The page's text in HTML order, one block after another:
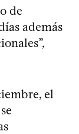
de
además
el